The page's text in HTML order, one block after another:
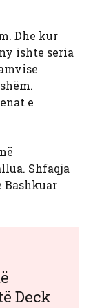
Dhe kur
ishte seria
e
Shfaqja
Bashkuar
Deck